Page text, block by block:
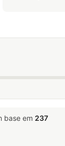
base em 237